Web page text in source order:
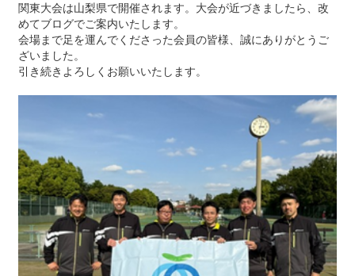
関東大会は山梨県で開催されます。大会が近づきましたら、改
めてブログでご案内いたします。
会場まで足を運んでくださった会員の皆様、誠にありがとうご
ざいました。
引き続きよろしくお願いいたします。